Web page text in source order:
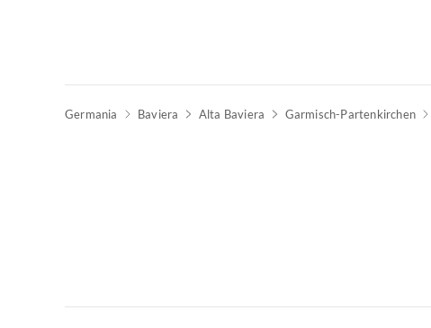
Germania Baviera Alta Baviera Garmisch-Partenkirchen